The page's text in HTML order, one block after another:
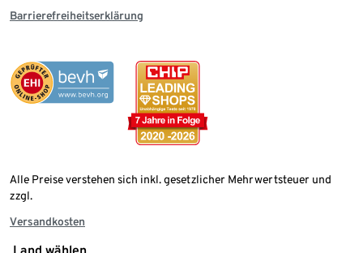
Barrierefreiheitserklärung
Alle Preise verstehen sich inkl. gesetzlicher Mehrwertsteuer und
zzgl.
Versandkosten